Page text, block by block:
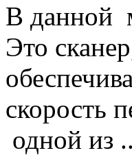
В данной
Это
скорость
одной из